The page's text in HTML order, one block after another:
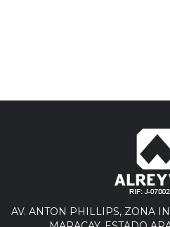
AV. ANTON PHILLIPS, ZONA